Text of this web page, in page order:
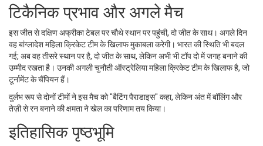
टिकैनिक प्रभाव और अगले मैच
इस जीत से दक्षिण अफ्रीका टेबल पर चौथे स्थान पर पहुंची, दो जीत के साथ। अगले दिन
वहबांग्लादेश महिला क्रिकेट टीमके खिलाफ मुकाबला करेगी। भारत की स्थिति भी बदल
गई; अब वह तीसरे स्थान पर है, दो जीत के साथ, लेकिन अभी भी टॉप दो में जगह बनाने की
उम्मीद रखता है। उनकी अगली चुनौतीऑस्ट्रेलिया महिला क्रिकेट टीमके खिलाफ है, जो
टूर्नामेंट के चैंपियन हैं।
दुर्लभ रूप से दोनों टीमों ने इस मैच को "बैटिंग पैराडाइस" कहा, लेकिन अंत में बॉलिंग और
तेज़ी से रन बनाने की क्षमता ने खेल का परिणाम तय किया।
इतिहासिक पृष्ठभूमि